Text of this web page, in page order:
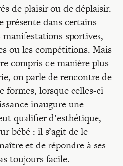
de plaisir ou de déplaisir.
présente dans certains
sportives,
ou les compétitions. Mais
compris de manière plus
on parle de rencontre de
formes, lorsque celles-ci
inaugure une
qualifier d’esthétique,
bébé : il s’agit de le
et de répondre à ses
toujours facile.